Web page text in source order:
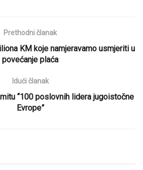
Prethodni članak
KM koje namjeravamo usmjeriti u
povećanje plaća
Idući članak
“100 poslovnih lidera jugoistočne
Evrope”